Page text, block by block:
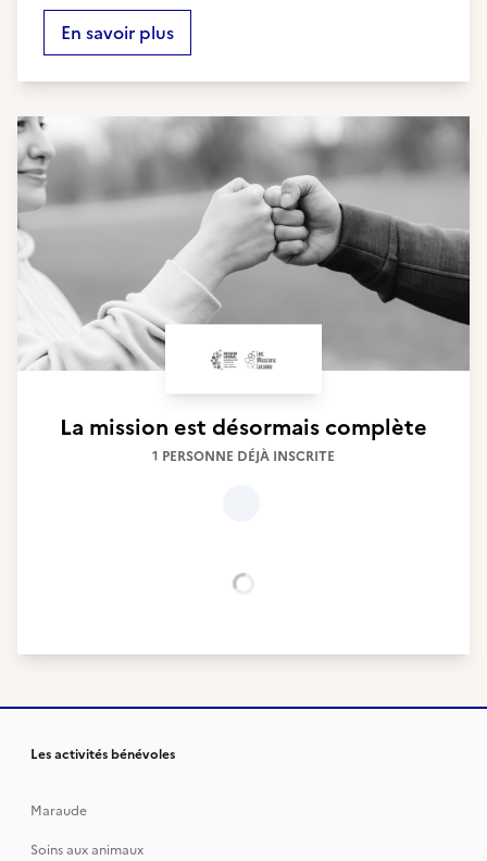
En savoir plus
La mission est désormais complète
1 PERSONNE DÉJÀ INSCRITE
Les activités bénévoles
Maraude
Soins aux animaux